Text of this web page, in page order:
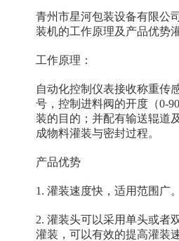
青州市星河包装设备有限公
装机的工作原理及产品优势
工作原理：
自动化控制仪表接收称重传
号，控制进料阀的开度（0-
装的目的；并配有输送辊道
成物料灌装与密封过程。
产品优势
1. 灌装速度快，适用范围广。
2. 灌装头可以采用单头或者
灌装，可以有效的提高灌装